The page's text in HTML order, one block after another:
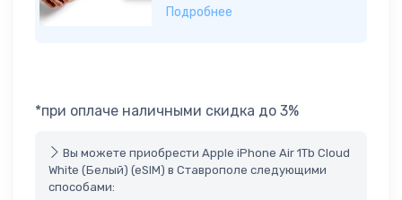
Подробнее
*при оплаче наличными скидка до 3%
Вы можете приобрести Apple iPhone Air 1Tb Cloud
White (Белый) (eSIM) в Ставрополе следующими
способами: